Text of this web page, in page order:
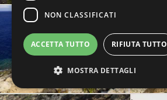
NON CLASSIFICATI
ACCETTA TUTTO RIFIUTA TUTTO
MOSTRA DETTAGLI